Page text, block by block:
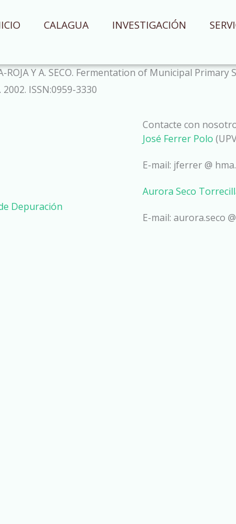
CALAGUA INVESTIGACIÓN
ROJA Y A. SECO. Fermentation of Municipal
ISSN:0959-3330
Depuración
Contacte con
José Ferrer Polo
E-mail: jferrer @
Aurora Seco
E-mail: aurora.seco